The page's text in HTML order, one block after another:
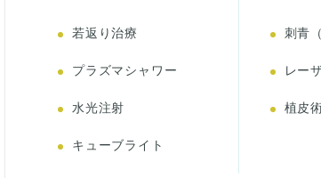
若返り治療
プラズマシャワー
水光注射
キューブライト
刺青
レー
植皮